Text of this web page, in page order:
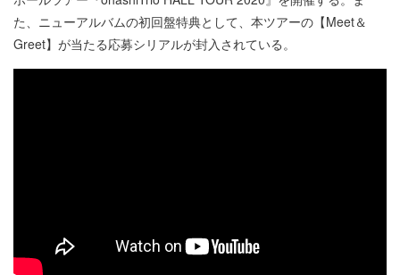
た、ニューアルバムの初回盤特典として、本ツアーの【Meet＆
Greet】が当たる応募シリアルが封入されている。